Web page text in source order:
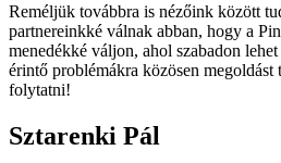
Reméljük továbbra is nézőink között
partnereinkké válnak abban, hogy a
menedékké váljon, ahol szabadon
érintő problémákra közösen megoldást
folytatni!
Sztarenki Pál